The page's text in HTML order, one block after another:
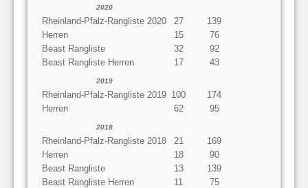
2020
Rheinland-Pfalz-Rangliste 2020 27
139
Herren
15
76
Beast Rangliste
32
92
Beast Rangliste Herren
17 43
2019
Rheinland-Pfalz-Rangliste 2019 100
174
Herren
62 95
2018
Rheinland-Pfalz-Rangliste 2018 21
169
Herren
18
90
Beast Rangliste
13
139
Beast Rangliste Herren
11 75